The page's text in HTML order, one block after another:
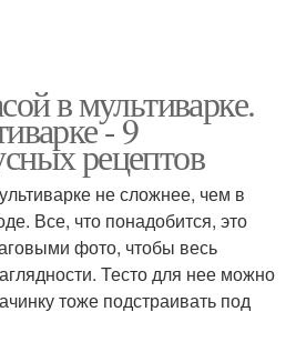
в мультиварке.
- 9
рецептов
не сложнее, чем в
Все, что понадобится, это
фото, чтобы весь
Тесто для нее можно
тоже подстраивать под